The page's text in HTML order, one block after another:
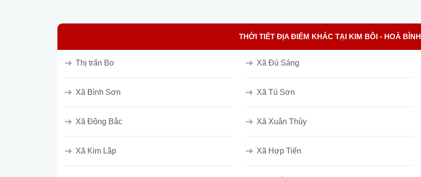
THỜI TIẾT ĐỊA ĐIỂM KHÁC TẠI KIM BÔI - HOÀ BÌNH
Thị trấn Bo Xã Đú Sáng
Xã Bình Sơn Xã Tú Sơn
Xã Đông Bắc Xã Xuân Thủy
Xã Kim Lập Xã Hợp Tiến